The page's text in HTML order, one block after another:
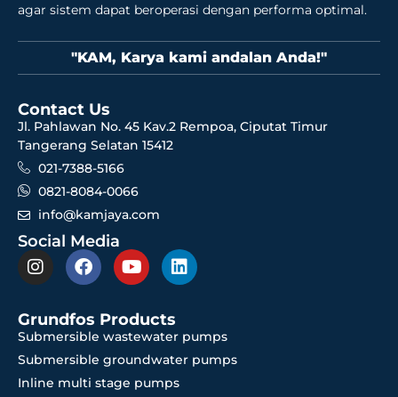
agar sistem dapat beroperasi dengan performa optimal.
"KAM, Karya kami andalan Anda!"
Contact Us
Jl. Pahlawan No. 45 Kav.2 Rempoa, Ciputat Timur
Tangerang Selatan 15412
021-7388-5166
0821-8084-0066
info@kamjaya.com
Social Media
Grundfos Products
Submersible wastewater pumps
Submersible groundwater pumps
Inline multi stage pumps